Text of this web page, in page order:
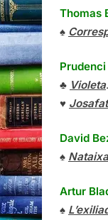
Thomas
♠
♣ Violeta.
♥ Josafat
David
♠
Artur
♠